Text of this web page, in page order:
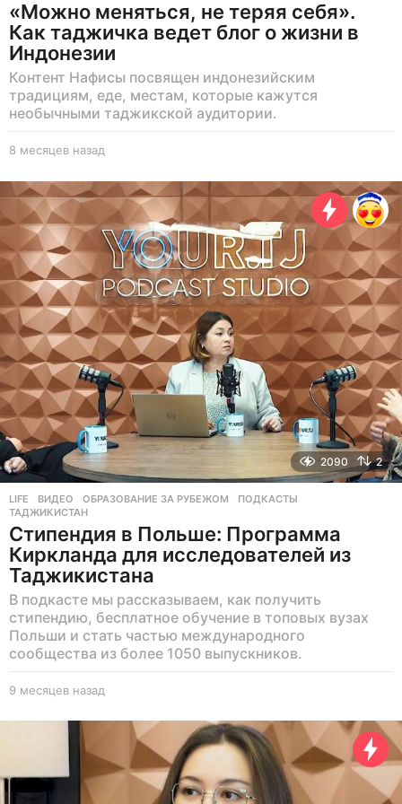
«Можно меняться, не теряя себя».
Как таджичка ведет блог о жизни в
Индонезии
Контент Нафисы посвящен индонезийским
традициям, еде, местам, которые кажутся
необычными таджикской аудитории.
8 месяцев назад
е
с
я
ц
е
н
а
з
а
д
2090 2
LIFE ВИДЕО ,ОБРАЗОВАНИЕ ЗА РУБЕЖОМ ,ПОДКАСТЫ
ТАДЖИКИСТАН
Стипендия в Польше: Программа
Киркланда для исследователей из
Таджикистана
В подкасте мы рассказываем, как получить
стипендию, бесплатное обучение в топовых вузах
Польши и стать частью международного
сообщества из более 1050 выпускников.
9 месяцев назад
е
я
ц